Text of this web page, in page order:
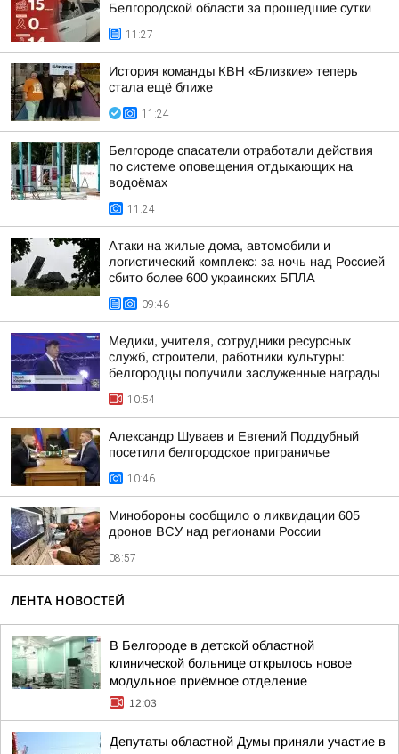
Белгородской области за прошедшие сутки
11:27
История команды КВН «Близкие» теперь
стала ещё ближе
11:24
Белгороде спасатели отработали действия
по системе оповещения отдыхающих на
водоёмах
11:24
Атаки на жилые дома, автомобили и
логистический комплекс: за ночь над Россией
сбито более 600 украинских БПЛА
09:46
Медики, учителя, сотрудники ресурсных
служб, строители, работники культуры:
белгородцы получили заслуженные награды
10:54
Александр Шуваев и Евгений Поддубный
посетили белгородское приграничье
10:46
Минобороны сообщило о ликвидации 605
дронов ВСУ над регионами России
08:57
ЛЕНТА НОВОСТЕЙ
В Белгороде в детской областной
клинической больнице открылось новое
модульное приёмное отделение
12:03
Депутаты областной Думы приняли участие в